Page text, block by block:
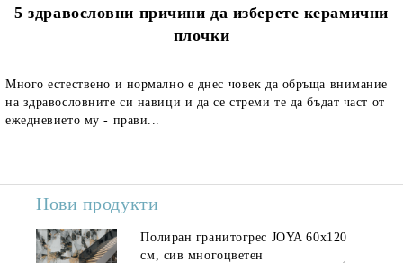
5 здравословни причини да изберете керамични
плочки
Много естествено и нормално е днес човек да обръща внимание
на здравословните си навици и да се стреми те да бъдат част от
ежедневието му - прави...
Нови продукти
Полиран гранитогрес JOYA 60x120
см, сив многоцветен